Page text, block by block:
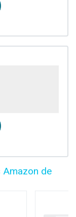
Amazon de